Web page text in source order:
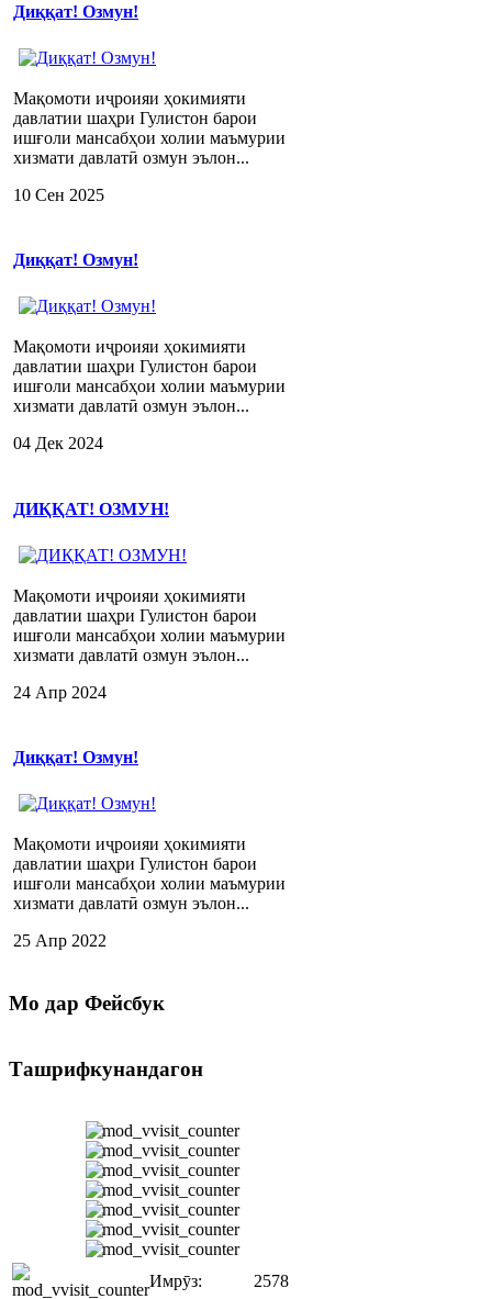
Диққат! Озмун!
Мақомоти иҷроияи ҳокимияти
давлатии шаҳри Гулистон барои
ишғоли мансабҳои холии маъмурии
хизмати давлатӣ озмун эълон...
10 Сен 2025
Диққат! Озмун!
Мақомоти иҷроияи ҳокимияти
давлатии шаҳри Гулистон барои
ишғоли мансабҳои холии маъмурии
хизмати давлатӣ озмун эълон...
04 Дек 2024
ДИҚҚАТ! ОЗМУН!
Мақомоти иҷроияи ҳокимияти
давлатии шаҳри Гулистон барои
ишғоли мансабҳои холии маъмурии
хизмати давлатӣ озмун эълон...
24 Апр 2024
Диққат! Озмун!
Мақомоти иҷроияи ҳокимияти
давлатии шаҳри Гулистон барои
ишғоли мансабҳои холии маъмурии
хизмати давлатӣ озмун эълон...
25 Апр 2022
Мо дар Фейсбук
Ташрифкунандагон
Имрӯз:
2578